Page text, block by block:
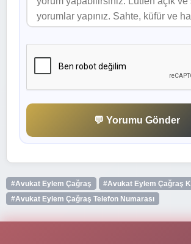
💬 Yorumu Gönder
#Avukat Eylem Çağraş
#Avukat Eylem Çağraş
#Avukat Eylem Çağraş Telefon Numarası